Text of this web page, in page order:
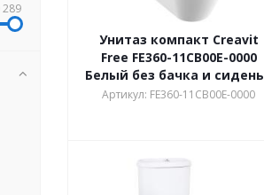
Унитаз компакт Creavit
Free FE360-11CB00E-0000
Белый без бачка и
Артикул: FE360-11CB00E-0000
289